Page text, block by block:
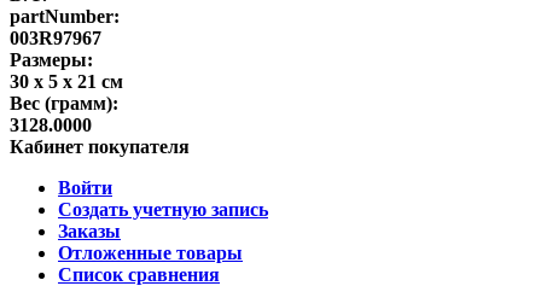
partNumber:
003R97967
Размеры:
30 х 5 х 21 см
Вес (грамм):
3128.0000
Кабинет покупателя
Войти
Создать учетную запись
Заказы
Отложенные товары
Список сравнения